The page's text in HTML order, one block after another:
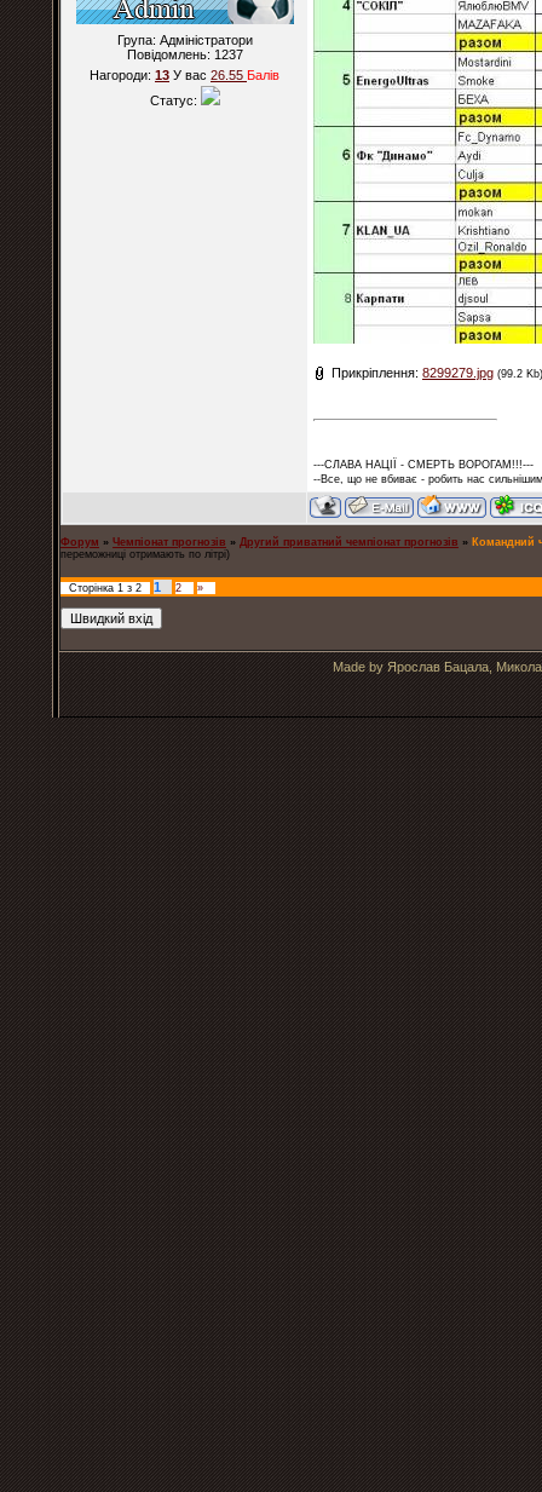
Група: Адміністратори
Повідомлень: 1237
Нагороди: 13 У вас 26.55 Балiв
Статус:
Прикріплення: 8299279.jpg (99.2 Kb)
---СЛАВА НАЦІЇ - СМЕРТЬ ВОРОГАМ!!!---
--Все, що не вбиває - робить нас
Форум » Чемпіонат прогнозів » Другий приватний чемпіонат прогнозів » Командний
переможниці отримають по літрі)
Сторінка 1 з 2 1 2 »
Made by Ярослав Бацала,